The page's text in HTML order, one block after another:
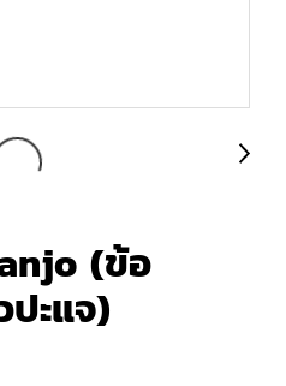
(ข้อ
ะแจ)